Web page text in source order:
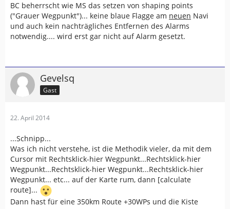
BC beherrscht wie MS das setzen von shaping points
("Grauer Wegpunkt")... keine blaue Flagge am neuen Navi
und auch kein nachträgliches Entfernen des Alarms
notwendig.... wird erst gar nicht auf Alarm gesetzt.
Gevelsq
Gast
22. April 2014
...Schnipp...
Was ich nicht verstehe, ist die Methodik vieler, da mit dem
Cursor mit Rechtsklick-hier Wegpunkt...Rechtsklick-hier
Wegpunkt...Rechtsklick-hier Wegpunkt...Rechtsklick-hier
Wegpunkt... etc... auf der Karte rum, dann [calculate
route]...
Dann hast für eine 350km Route +30WPs und die Kiste